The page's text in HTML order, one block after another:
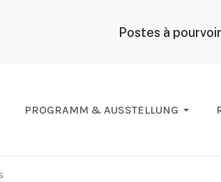
Postes à
PROGRAMM & AUSSTELLUNG